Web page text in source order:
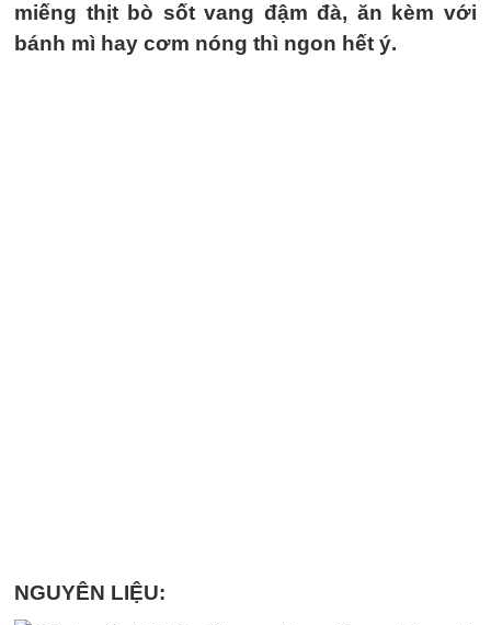
miếng thịt bò sốt vang đậm đà, ăn kèm với
bánh mì hay cơm nóng thì ngon hết ý.
NGUYÊN LIỆU: